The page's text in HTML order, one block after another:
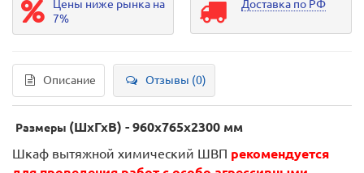
Цены ниже рынка на
7%
Доставка по РФ
Описание Отзывы (0)
Размеры (ШхГхВ) - 960х765х2300 мм
Шкаф вытяжной химический ШВП рекомендуется